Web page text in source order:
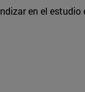
en el estudio